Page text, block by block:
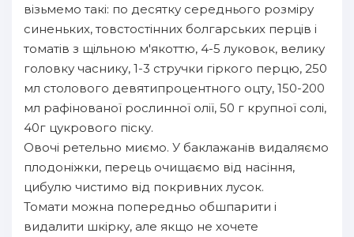
візьмемо такі: по десятку середнього розміру
синеньких, товстостінних болгарських перців і
томатів з щільною м'якоттю, 4-5 луковок, велику
головку часнику, 1-3 стручки гіркого перцю, 250
мл столового девятипроцентного оцту, 150-200
мл рафінованої рослинної олії, 50 г крупної солі,
40г цукрового піску.
Овочі ретельно миємо. У баклажанів видаляємо
плодоніжки, перець очищаємо від насіння,
цибулю чистимо від покривних лусок.
Томати можна попередньо обшпарити і
видалити шкірку, але якщо не хочете